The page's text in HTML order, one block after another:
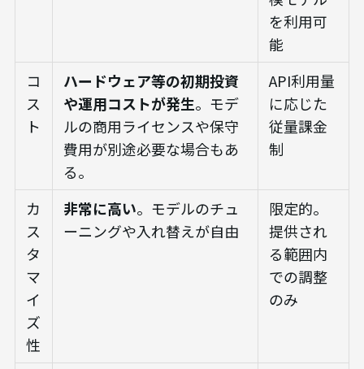
を利用可
能
コ
ス
ト
ハードウェア等の初期投資
や運用コストが発生。モデ
ルの商用ライセンスや保守
費用が別途必要な場合もあ
る。
API利用量
に応じた
従量課金
制
カ
ス
タ
マ
イ
ズ
性
非常に高い。モデルのチュ
ーニングや入れ替えが自由
限定的。
提供され
る範囲内
での調整
のみ